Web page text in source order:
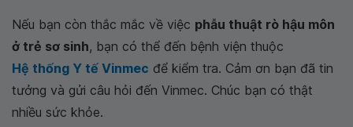
Nếu bạn còn thắc mắc về việc phẫu thuật rò hậu môn
ở trẻ sơ sinh, bạn có thể đến bệnh viện thuộc
Hệ thống Y tế Vinmec để kiểm tra. Cảm ơn bạn đã tin
tưởng và gửi câu hỏi đến Vinmec. Chúc bạn có thật
nhiều sức khỏe.